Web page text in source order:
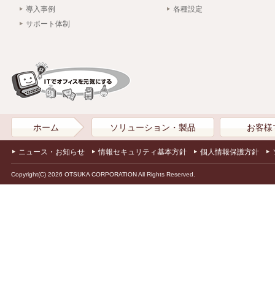
導入事例
サポート体制
各種設定
ホーム ソリューション・製品 お客様
ニュース・お知らせ 情報セキュリティ基本方針 個人情報保護方針
Copyright(C) 2026 OTSUKA CORPORATION All Rights Reserved.